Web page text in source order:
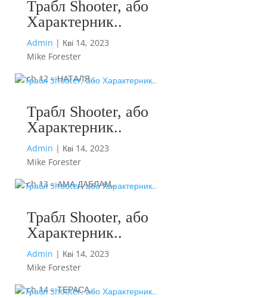
Трабл Shooter, або
Характерник..
Admin | Кві 14, 2023
Mike Forester
ch 12 – НАТАЛЯ..
Трабл Shooter, або
Характерник..
Admin | Кві 14, 2023
Mike Forester
ch 13 – АМА ДАБЛАМ..
Трабл Shooter, або
Характерник..
Admin | Кві 14, 2023
Mike Forester
ch 14 – ТЕРАСА..